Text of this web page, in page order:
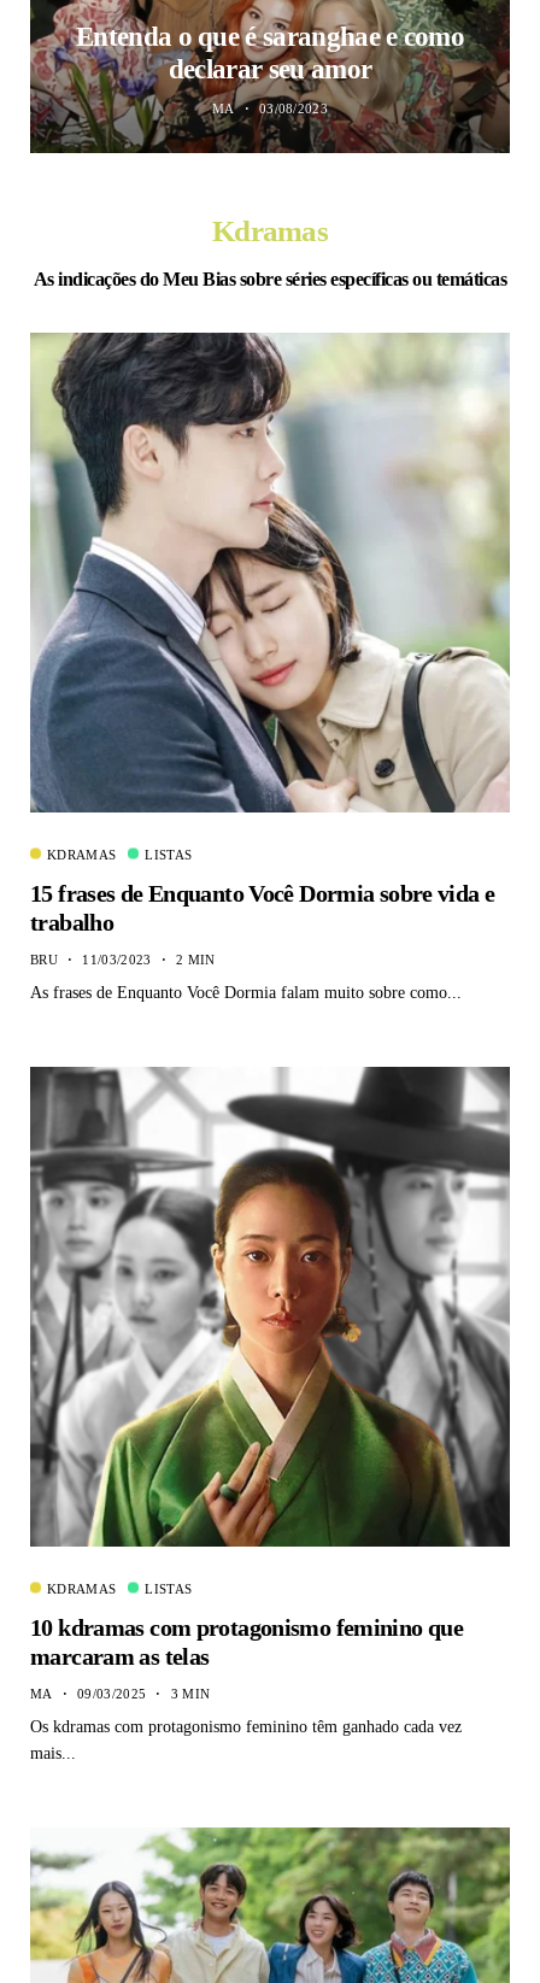
Entenda o que é saranghae e como
declarar seu amor
MA 03/08/2023
Kdramas
As indicações do Meu Bias sobre séries específicas ou temáticas
KDRAMAS LISTAS
15 frases de Enquanto Você Dormia sobre vida e
trabalho
BRU 11/03/2023 2 MIN
As frases de Enquanto Você Dormia falam muito sobre como...
KDRAMAS LISTAS
10 kdramas com protagonismo feminino que
marcaram as telas
MA 09/03/2025 3 MIN
Os kdramas com protagonismo feminino têm ganhado cada vez
mais...